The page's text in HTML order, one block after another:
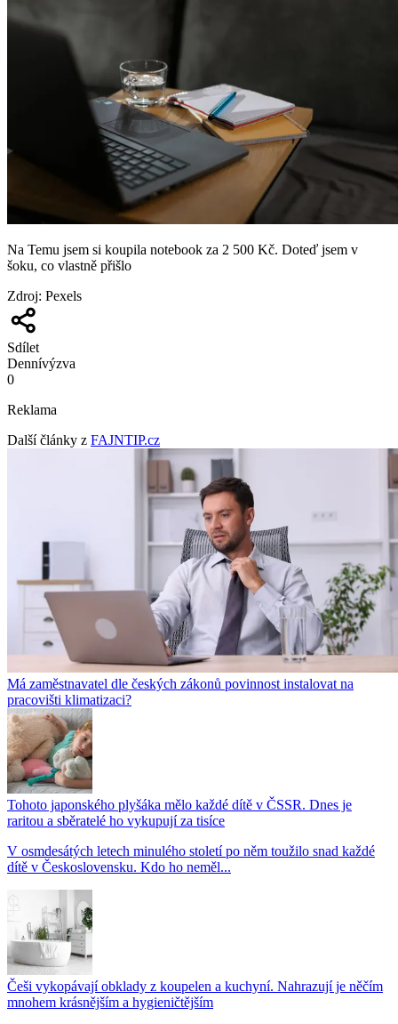
Na Temu jsem si koupila notebook za 2 500 Kč. Doteď jsem v
šoku, co vlastně přišlo
Zdroj: Pexels
Sdílet
Dennívýzva
0
Reklama
Další články z FAJNTIP.cz
Má zaměstnavatel dle českých zákonů povinnost instalovat na
pracovišti klimatizaci?
Tohoto japonského plyšáka mělo každé dítě v ČSSR. Dnes je
raritou a sběratelé ho vykupují za tisíce
V osmdesátých letech minulého století po něm toužilo snad každé
dítě v Československu. Kdo ho neměl...
Češi vykopávají obklady z koupelen a kuchyní. Nahrazují je něčím
mnohem krásnějším a hygieničtějším